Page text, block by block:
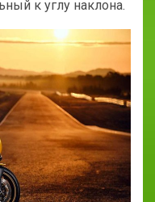
к углу наклона.